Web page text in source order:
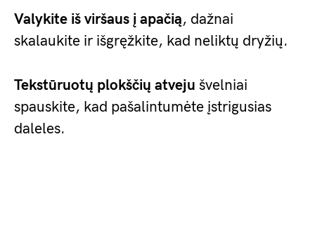
Valykite iš viršaus į apačią, dažnai
skalaukite ir išgręžkite, kad neliktų dryžių.
Tekstūruotų plokščių atveju švelniai
spauskite, kad pašalintumėte įstrigusias
daleles.